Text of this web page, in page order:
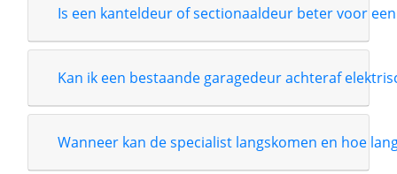
Is een kanteldeur of sectionaaldeur beter voor
Kan ik een bestaande garagedeur achteraf
Wanneer kan de specialist langskomen en hoe